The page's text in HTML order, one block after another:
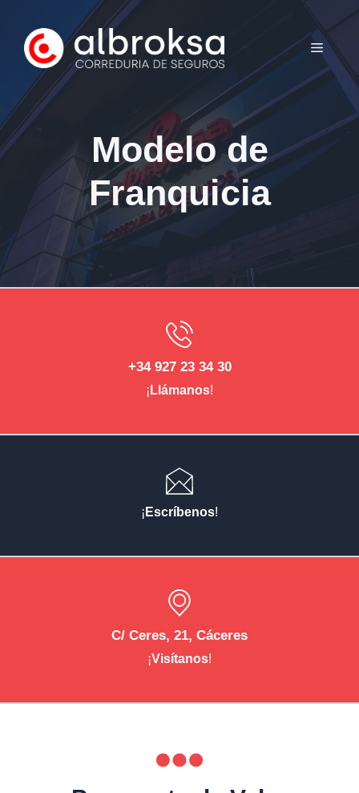
contenido
MENÚ
Modelo de
Franquicia
+34 927 23 34 30
¡ Llámanos!
¡ Escríbenos!
C/ Ceres, 21, Cáceres
¡Visítanos!